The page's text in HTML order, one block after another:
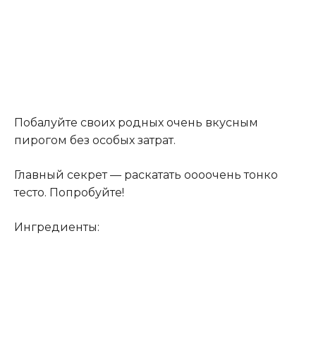
Побалуйте своих родных очень вкусным
пирогом без особых затрат.
Главный секрет — раскатать оооочень тонко
тесто. Попробуйте!
Ингредиенты: